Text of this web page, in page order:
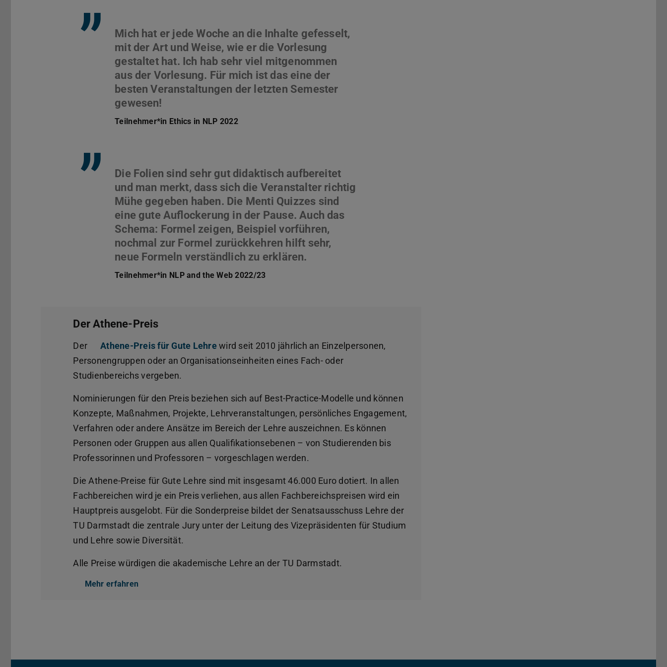
”
Mich hat er jede Woche an die Inhalte gefesselt,
mit der Art und Weise, wie er die Vorlesung
gestaltet hat. Ich hab sehr viel mitgenommen
aus der Vorlesung. Für mich ist das eine der
besten Veranstaltungen der letzten Semester
Teilnehmer*in Ethics in NLP 2022
”
Die Folien sind sehr gut didaktisch aufbereitet
und man merkt, dass sich die Veranstalter richtig
Mühe gegeben haben. Die Menti Quizzes sind
eine gute Auflockerung in der Pause. Auch das
Schema: Formel zeigen, Beispiel vorführen,
nochmal zur Formel zurückkehren hilft sehr,
Teilnehmer*in NLP and the Web 2022/23
Der Athene-Preis
Der Athene-Preis für Gute Lehrewird seit 2010 jährlich an Einzelpersonen,
Personengruppen oder an Organisationseinheiten eines Fach- oder
Studienbereichs vergeben.
Nominierungen für den Preis beziehen sich auf Best-Practice-Modelle und können
Konzepte, Maßnahmen, Projekte, Lehrveranstaltungen, persönliches Engagement,
Verfahren oder andere Ansätze im Bereich der Lehre auszeichnen. Es können
Personen oder Gruppen aus allen Qualifikationsebenen – von Studierenden bis
Professorinnen und Professoren – vorgeschlagen werden.
Die Athene-Preise für Gute Lehre sind mit insgesamt 46.000 Euro dotiert. In allen
Fachbereichen wird je ein Preis verliehen, aus allen Fachbereichspreisen wird ein
Hauptpreis ausgelobt. Für die Sonderpreise bildet der Senatsausschuss Lehre der
TU Darmstadt die zentrale Jury unter der Leitung des Vizepräsidenten für Studium
und Lehre sowie Diversität.
Alle Preise würdigen die akademische Lehre an der TU Darmstadt.
Mehr erfahren